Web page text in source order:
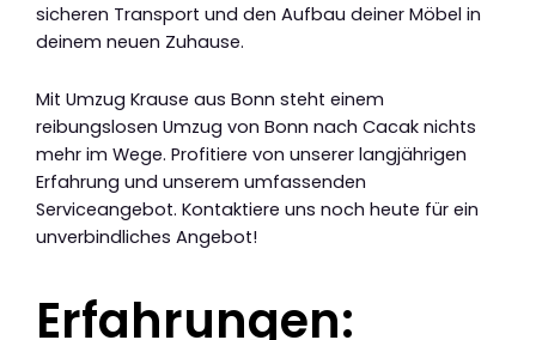
sicheren Transport und den Aufbau deiner Möbel in
deinem neuen Zuhause.
Mit Umzug Krause aus Bonn steht einem
reibungslosen Umzug von Bonn nach Cacak nichts
mehr im Wege. Profitiere von unserer langjährigen
Erfahrung und unserem umfassenden
Serviceangebot. Kontaktiere uns noch heute für ein
unverbindliches Angebot!
Erfahrungen: